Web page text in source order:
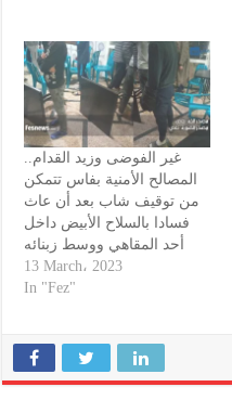
باستعمال السلاح الأبيض، بعد
أن دلهم عليه أحد الضحايا
المحتملين، بعد مقاومة من…
غير الفوضى وزيد القدام..
المصالح الأمنية بفاس تتمكن
من توقيف شاب بعد أن عاث
فسادا بالسلاح الأبيض داخل
أحد المقاهي ووسط زبنائه
13 March، 2023
In "Fez"